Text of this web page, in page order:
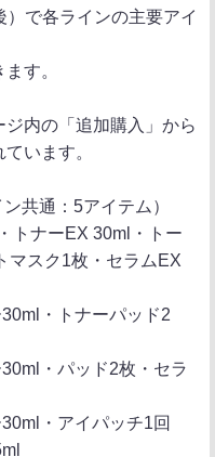
）で各ラインの主要アイ
す。
内の「追加購入」から
います。
ン共通：5アイテム）
トナーEX 30ml・トー
マスク1枚・セラムEX
・トナーパッド2
・パッド2枚・セラ
・アイパッチ1回